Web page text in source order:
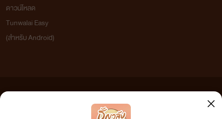
ดาวน์โหลด
Tunwalai Easy
(สำหรับ Android)
เว็บไซต์แห่งนี้ไม่ได้เห็นด้วยและไม่ขอรับผิดชอบต่อข้อความใดๆ ทั้งสิ้น ดังนั้นผู้อ่านทุกท่านโปรดใช้